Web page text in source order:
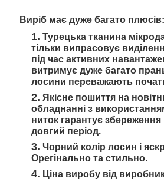
Виріб має дуже багато плюсів:
Турецька тканина
тільки випрасовує
під час активних
витримує дуже багато
лосини переважають
Якісне пошиття на
обладнанні з
ниток гарантує
довгий період.
Чорний колір лосин і
Орегінально та стильно.
Ціна виробу від